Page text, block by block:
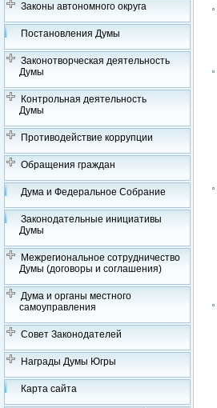
Законы автономного округа
Постановления Думы
Законотворческая деятельность
Думы
Контрольная деятельность
Думы
Противодействие коррупции
Обращения граждан
Дума и Федеральное Собрание
Законодательные инициативы
Думы
Межрегиональное сотрудничество
Думы (договоры и соглашения)
Дума и органы местного
самоуправления
Совет Законодателей
Награды Думы Югры
Карта сайта